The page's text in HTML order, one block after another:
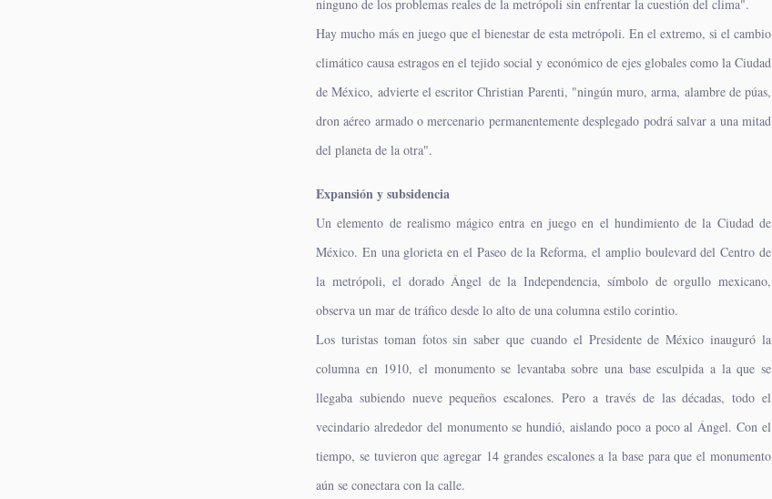
ninguno de los problemas reales de la metrópoli sin enfrentar la cuestión del clima".
Hay mucho más en juego que el bienestar de esta metrópoli. En el extremo, si el cambio
climático causa estragos en el tejido social y económico de ejes globales como la Ciudad
de México, advierte el escritor Christian Parenti, "ningún muro, arma, alambre de púas,
dron aéreo armado o mercenario permanentemente desplegado podrá salvar a una mitad
del planeta de la otra".
Expansión y subsidencia
Un elemento de realismo mágico entra en juego en el hundimiento de la Ciudad de
México. En una glorieta en el Paseo de la Reforma, el amplio boulevard del Centro de
la metrópoli, el dorado Ángel de la Independencia, símbolo de orgullo mexicano,
observa un mar de tráfico desde lo alto de una columna estilo corintio.
Los turistas toman fotos sin saber que cuando el Presidente de México inauguró la
columna en 1910, el monumento se levantaba sobre una base esculpida a la que se
llegaba subiendo nueve pequeños escalones. Pero a través de las décadas, todo el
vecindario alrededor del monumento se hundió, aislando poco a poco al Ángel. Con el
tiempo, se tuvieron que agregar 14 grandes escalones a la base para que el monumento
aún se conectara con la calle.